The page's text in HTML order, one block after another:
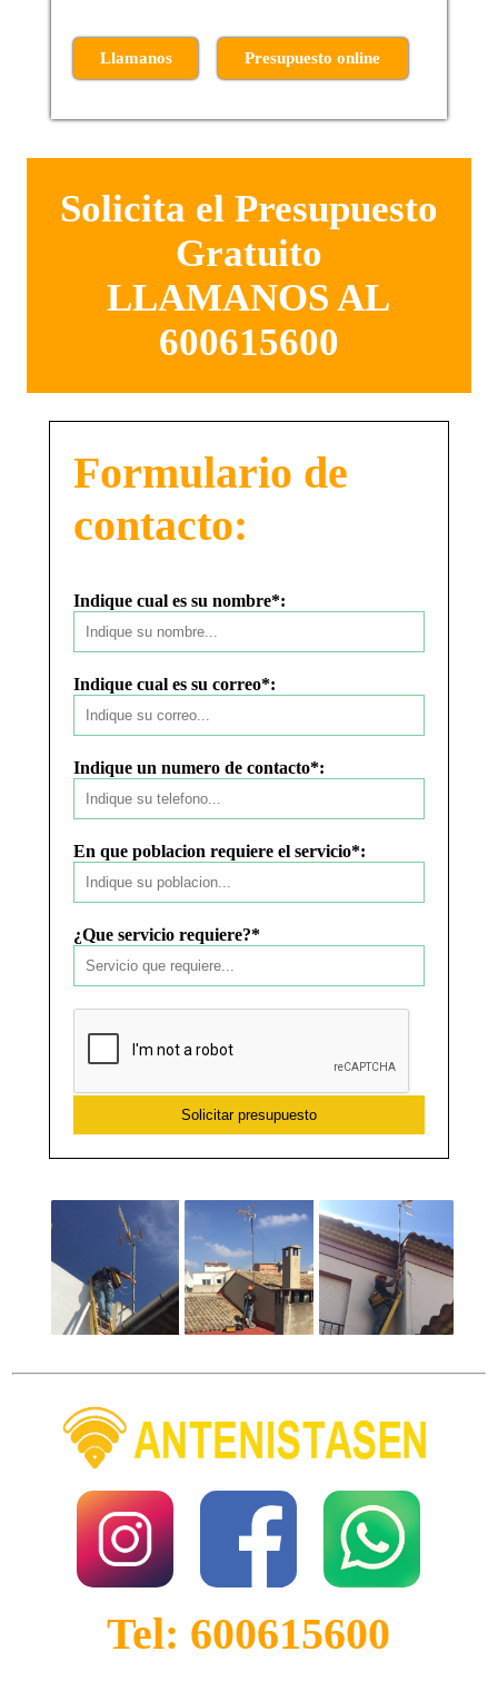
Llamanos Presupuesto online
Solicita el Presupuesto
Gratuito
LLAMANOS AL
600615600
Formulario de
contacto:
Indique cual es su nombre*:
Indique cual es su correo*:
Indique un numero de contacto*:
En que poblacion requiere el servicio*:
¿Que servicio requiere?*
Solicitar presupuesto
Tel: 600615600